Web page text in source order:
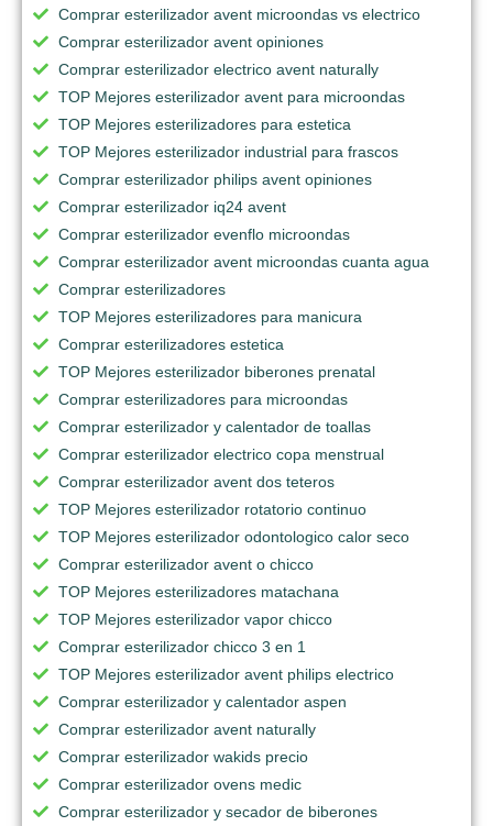
Comprar esterilizador avent microondas vs electrico
Comprar esterilizador avent opiniones
Comprar esterilizador electrico avent naturally
TOP Mejores esterilizador avent para microondas
TOP Mejores esterilizadores para estetica
TOP Mejores esterilizador industrial para frascos
Comprar esterilizador philips avent opiniones
Comprar esterilizador iq24 avent
Comprar esterilizador evenflo microondas
Comprar esterilizador avent microondas cuanta agua
Comprar esterilizadores
TOP Mejores esterilizadores para manicura
Comprar esterilizadores estetica
TOP Mejores esterilizador biberones prenatal
Comprar esterilizadores para microondas
Comprar esterilizador y calentador de toallas
Comprar esterilizador electrico copa menstrual
Comprar esterilizador avent dos teteros
TOP Mejores esterilizador rotatorio continuo
TOP Mejores esterilizador odontologico calor seco
Comprar esterilizador avent o chicco
TOP Mejores esterilizadores matachana
TOP Mejores esterilizador vapor chicco
Comprar esterilizador chicco 3 en 1
TOP Mejores esterilizador avent philips electrico
Comprar esterilizador y calentador aspen
Comprar esterilizador avent naturally
Comprar esterilizador wakids precio
Comprar esterilizador ovens medic
Comprar esterilizador y secador de biberones